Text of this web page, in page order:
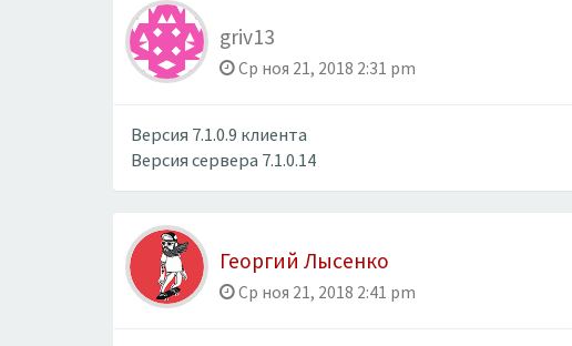
griv13
Ср ноя 21, 2018 2:31 pm
Версия 7.1.0.9 клиента
Версия сервера 7.1.0.14
Георгий Лысенко
Ср ноя 21, 2018 2:41 pm